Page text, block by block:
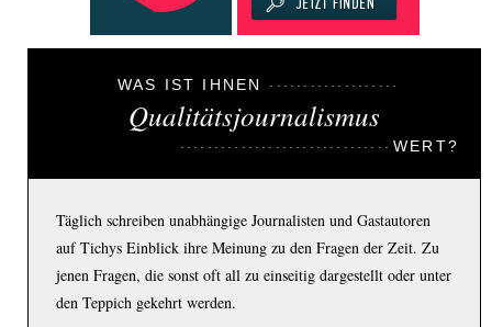
WAS IST IHNEN
Qualitätsjournalismus
WERT?
Täglich schreiben unabhängige Journalisten und Gastautoren
auf Tichys Einblick ihre Meinung zu den Fragen der Zeit. Zu
jenen Fragen, die sonst oft all zu einseitig dargestellt oder unter
den Teppich gekehrt werden.